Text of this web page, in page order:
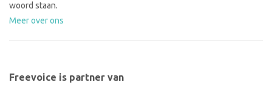
woord staan.
Meer over ons
Freevoice is partner van